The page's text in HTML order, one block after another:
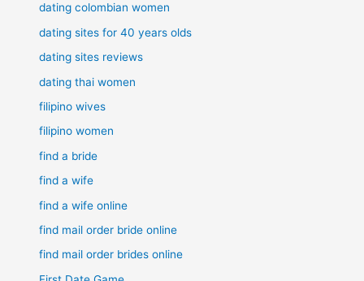
dating colombian women
dating sites for 40 years olds
dating sites reviews
dating thai women
filipino wives
filipino women
find a bride
find a wife
find a wife online
find mail order bride online
find mail order brides online